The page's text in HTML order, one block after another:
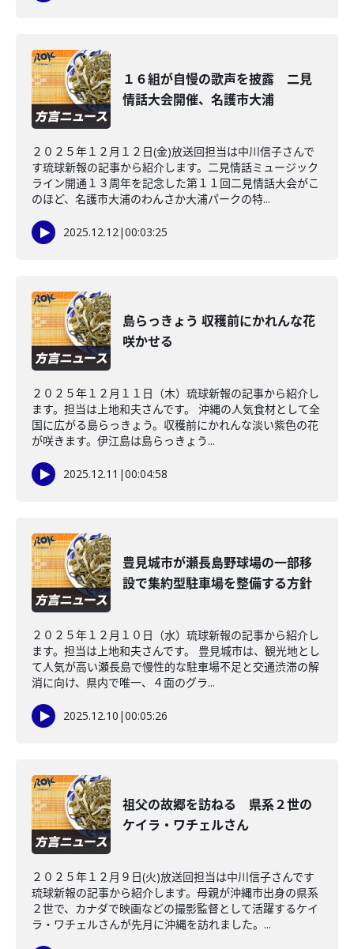
１６組が自慢の歌声を披露 二見
情話大会開催、名護市大浦
２０２５年１２月１２日(金)放送回担当は中川信子さんで
す琉球新報の記事から紹介します。二見情話ミュージック
ライン開通１３周年を記念した第１１回二見情話大会がこ
のほど、名護市大浦のわんさか大浦パークの特...
2025.12.12|00:03:25
島らっきょう 収穫前にかれんな花
咲かせる
２０２５年１２月１１日（木）琉球新報の記事から紹介し
ます。担当は上地和夫さんです。 沖縄の人気食材として全
国に広がる島らっきょう。収穫前にかれんな淡い紫色の花
が咲きます。伊江島は島らっきょう...
2025.12.11 |00:04:58
豊見城市が瀬長島野球場の一部移
設で集約型駐車場を整備する方針
２０２５年１２月１０日（水）琉球新報の記事から紹介し
ます。担当は上地和夫さんです。 豊見城市は、観光地とし
て人気が高い瀬長島で慢性的な駐車場不足と交通渋滞の解
消に向け、県内で唯一、４面のグラ...
2025.12.10 |00:05:26
祖父の故郷を訪ねる 県系２世の
ケイラ・ワチェルさん
２０２５年１２月９日(火)放送回担当は中川信子さんです
琉球新報の記事から紹介します。母親が沖縄市出身の県系
２世で、カナダで映画などの撮影監督として活躍するケイ
ラ・ワチェルさんが先月に沖縄を訪れました。...